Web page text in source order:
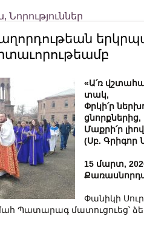
, Նորություններ
«Ա՛ռ
տակ,
Փրկի՛ր
ցնորքներից,
Մաքրի՛ր
(Սբ. Գրիգոր
15 մարտ,
Փանիկի
Պատարագ մատուցուեց՝